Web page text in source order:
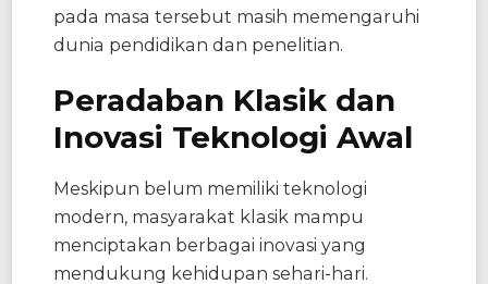
pada masa tersebut masih memengaruhi
dunia pendidikan dan penelitian.
Peradaban Klasik dan
Inovasi Teknologi Awal
Meskipun belum memiliki teknologi
modern, masyarakat klasik mampu
menciptakan berbagai inovasi yang
mendukung kehidupan sehari-hari.